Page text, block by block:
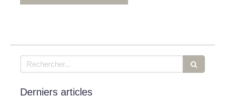
Rechercher
Derniers articles